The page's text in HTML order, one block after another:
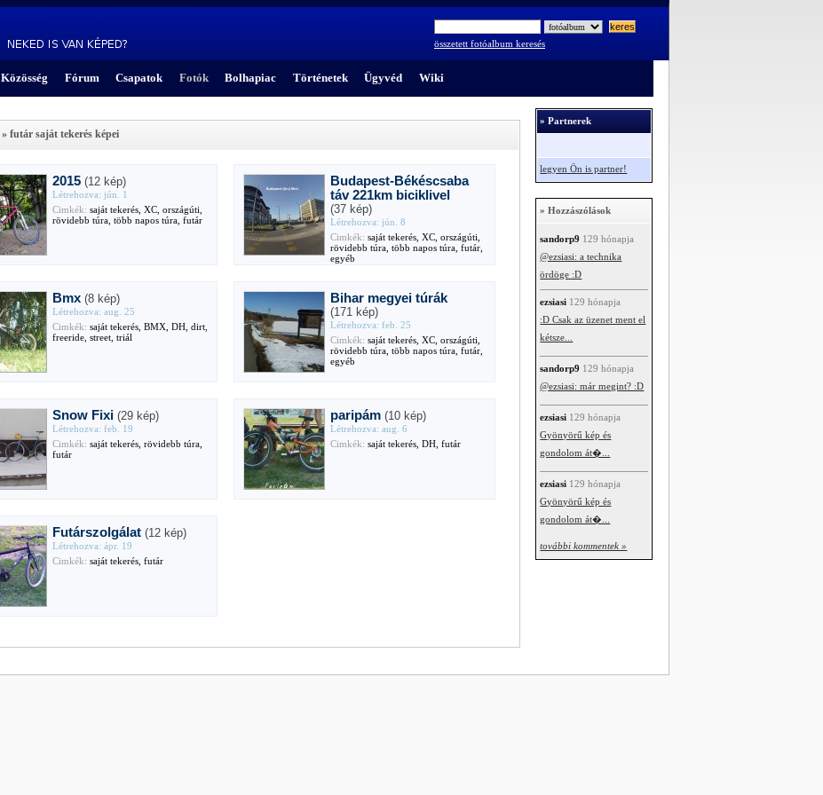
összetett fotóalbum keresés
Közösség Fórum Csapatok Fotók Bolhapiac Történetek Ügyvéd Wiki
» futár saját tekerés képei
2015 (12 kép)
Létrehozva: jún. 1
Cimkék: saját tekerés, XC, országúti,
rövidebb túra, több napos túra, futár
Budapest-Békéscsaba
táv 221km biciklivel
(37 kép)
Létrehozva: jún. 8
Cimkék: saját tekerés, XC, országúti,
rövidebb túra, több napos túra, futár,
egyéb
Bmx (8 kép)
Létrehozva: aug. 25
Cimkék: saját tekerés, BMX, DH, dirt,
freeride, street, triál
Bihar megyei túrák
(171 kép)
Létrehozva: feb. 25
Cimkék: saját tekerés, XC, országúti,
rövidebb túra, több napos túra, futár,
egyéb
Snow Fixi (29 kép)
Létrehozva: feb. 19
Cimkék: saját tekerés, rövidebb túra,
futár
paripám (10 kép)
Létrehozva: aug. 6
Cimkék: saját tekerés, DH, futár
Futárszolgálat (12 kép)
Létrehozva: ápr. 19
Cimkék: saját tekerés, futár
» Partnerek
legyen Ön is partner!
» Hozzászólások
sandorp9 129 hónapja
@ezsiasi: a technika
ördöge :D
ezsiasi 129 hónapja
:D Csak az üzenet ment el
kétsze...
sandorp9 129 hónapja
@ezsiasi: már megint? :D
ezsiasi 129 hónapja
Gyönyörű kép és
gondolom át�...
ezsiasi 129 hónapja
Gyönyörű kép és
gondolom át�...
további kommentek »